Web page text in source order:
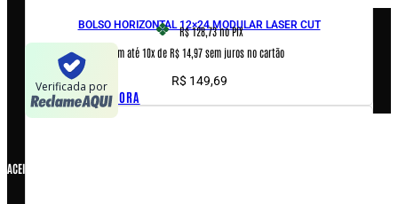
BOLSO HORIZONTAL 12×24 MODULAR LASER CUT
R$ 128,73no PIX
Em até 10x de R$ 14,97 sem juros no cartão
R$ 149,69
COMPRAR AGORA
Verificada por